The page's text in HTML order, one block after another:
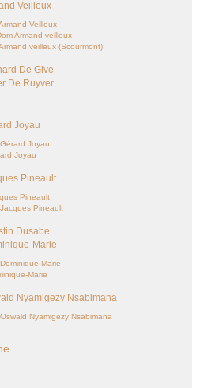
Veilleux
Veilleux
Armand veilleux
veilleux (Scourmont)
De Give
De Ruyver
Joyau
Joyau
Joyau
Pineault
Pineault
Pineault
Dusabe
Marie
Marie
Marie
Nyamigezy Nsabimana
Nyamigezy Nsabimana